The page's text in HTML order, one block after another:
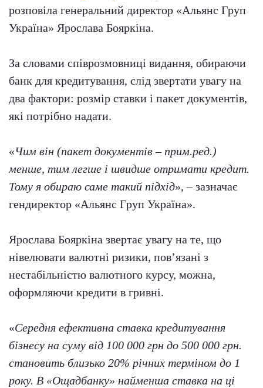
розповіла генеральний директор «Альянс Груп
Україна» Ярослава Бояркіна.
За словами співрозмовниці видання, обираючи
банк для кредитування, слід звертати увагу на
два фактори: розмір ставки і пакет документів,
які потрібно надати.
«Чим він (пакет документів – прим.ред.)
менше, тим легше і швидше отримати кредит.
Тому я обираю саме такий підхід», – зазначає
гендиректор «Альянс Груп Україна».
Ярослава Бояркіна звертає увагу на те, що
нівелювати валютні ризики, пов’язані з
нестабільністю валютного курсу, можна,
оформляючи кредити в гривні.
«Середня ефективна ставка кредитування
бізнесу на суму від 100 000 грн до 500 000 грн.
становить близько 20% річних терміном до 1
року. В «Ощадбанку» найменша ставка на ці